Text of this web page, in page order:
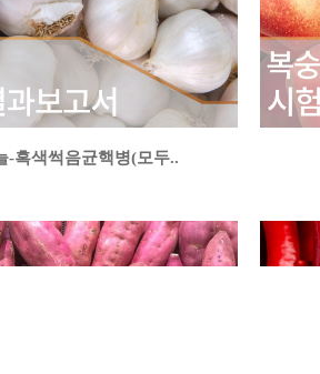
-흑색썩음균핵병(모두..